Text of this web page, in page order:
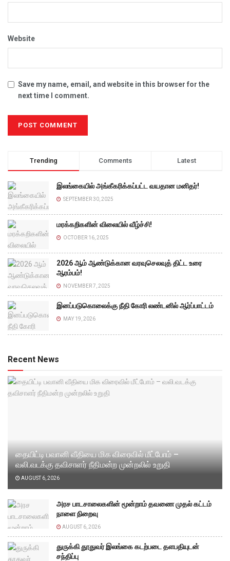
Website
Save my name, email, and website in this browser for the
next time I comment.
Trending Comments Latest
இலங்கையில் அங்கீகரிக்கப்பட்ட வயதான மனிதர்!
SEPTEMBER 30, 2025
மரக்கறிகளின் விலையில் வீழ்ச்சி!
OCTOBER 16, 2025
2026 ஆம் ஆண்டுக்கான வரவுசெலவுத் திட்ட உரை
ஆரம்பம்!
NOVEMBER 7, 2025
இனப்படுகொலைக்கு நீதி கோரி லண்டனில் ஆர்ப்பாட்டம்
MAY 19, 2026
Recent News
தையிட்டி பவானி வீதியை மிக விரைவில் மீட்போம் –
வலி.வடக்கு தவிசாளர் நீதிமன்ற முன்றலில் உறுதி
AUGUST 6, 2026
அரச பாடசாலைகளின் மூன்றாம் தவணை முதல் கட்டம்
நாளை நிறைவு
AUGUST 6, 2026
துருக்கி தூதுவர் இலங்கை கடற்படை தளபதியுடன்
சந்திப்பு